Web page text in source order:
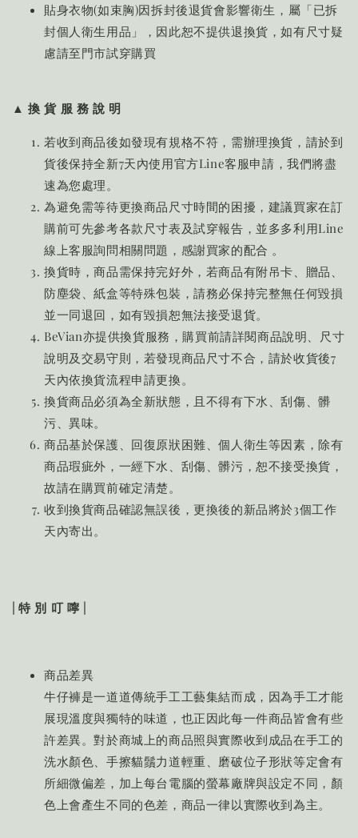
貼身衣物(如束胸)因拆封後退貨會影響衛生，屬「已拆
封個人衛生用品」，因此恕不提供退換貨，如有尺寸疑
慮請至門市試穿購買
▲ 換 貨 服 務 說 明
若收到商品後如發現有規格不符，需辦理換貨，請於到
貨後保持全新7天內使用官方Line客服申請，我們將盡
速為您處理。
為避免需等待更換商品尺寸時間的困擾，建議買家在訂
購前可先參考各款尺寸表及試穿報告，並多多利用Line
線上客服詢問相關問題，感謝買家的配合 。
換貨時，商品需保持完好外，若商品有附吊卡、贈品、
防塵袋、紙盒等特殊包裝，請務必保持完整無任何毀損
並一同退回，如有毀損恕無法接受退貨。
BeVian亦提供換貨服務，購買前請詳閱商品說明、尺寸
說明及交易守則，若發現商品尺寸不合，請於收貨後7
天內依換貨流程申請更換。
換貨商品必須為全新狀態，且不得有下水、刮傷、髒
污、異味。
商品基於保護、回復原狀困難、個人衛生等因素，除有
商品瑕疵外，一經下水、刮傷、髒污，恕不接受換貨，
故請在購買前確定清楚。
收到換貨商品確認無誤後，更換後的新品將於3個工作
天內寄出。
| 特 別 叮 嚀 |
商品差異
牛仔褲是一道道傳統手工工藝集結而成，因為手工才能
展現溫度與獨特的味道，也正因此每一件商品皆會有些
許差異。對於商城上的商品照與實際收到成品在手工的
洗水顏色、手擦貓鬚力道輕重、磨破位子形狀等定會有
所細微偏差，加上每台電腦的螢幕廠牌與設定不同，顏
色上會產生不同的色差，商品一律以實際收到為主。